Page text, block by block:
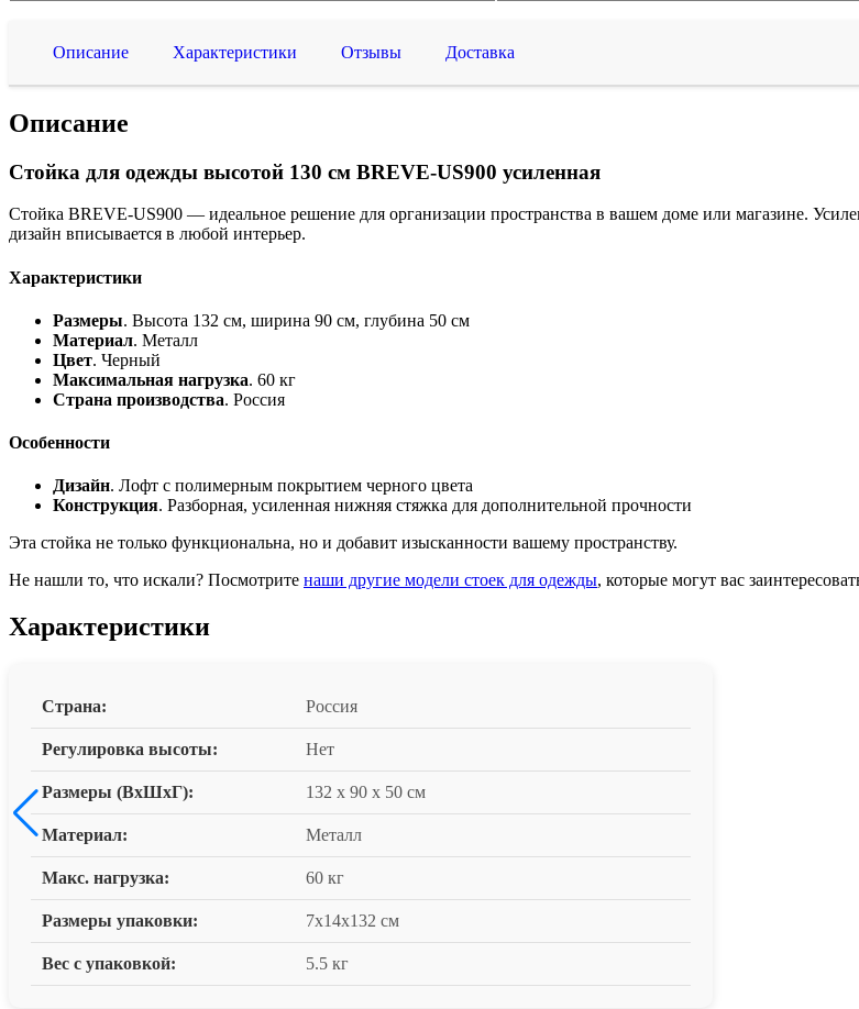
Описание Характеристики Отзывы Доставка
Описание
Стойка для одежды высотой 130 см BREVE-US900 усиленная
Стойка BREVE-US900 — идеальное решение для организации пространства в вашем доме или магазине.
дизайн вписывается в любой интерьер.
Характеристики
Размеры. Высота 132 см, ширина 90 см, глубина 50 см
Материал. Металл
Цвет. Черный
Максимальная нагрузка. 60 кг
Страна производства. Россия
Особенности
Дизайн. Лофт с полимерным покрытием черного цвета
Конструкция. Разборная, усиленная нижняя стяжка для дополнительной прочности
Эта стойка не только функциональна, но и добавит изысканности вашему пространству.
Не нашли то, что искали? Посмотрите наши другие модели стоек для одежды, которые могут вас
Характеристики
Страна: Россия
Регулировка высоты: Нет
Размеры (ВxШxГ): 132 x 90 x 50 см
Материал: Металл
Макс. нагрузка: 60 кг
Размеры упаковки: 7x14x132 см
Вес с упаковкой: 5.5 кг